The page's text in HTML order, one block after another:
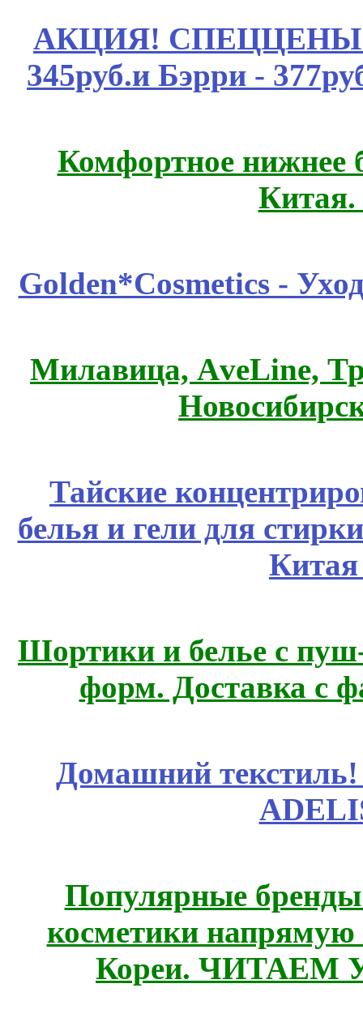
АКЦИЯ! СПЕЦЦЕНЫ
345руб.и Бэрри -
Комфортное нижнее
Golden*Cosmetics -
Милавица, АveLine,
Тайские
белья и гели для
Шортики и белье с
форм. Доставка с
Домашний
Популярные
косметики
Кореи. ЧИТАЕМ